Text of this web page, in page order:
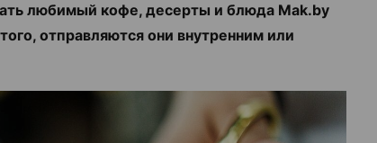
любимый кофе, десерты и блюда Mak.by
отправляются они внутренним или